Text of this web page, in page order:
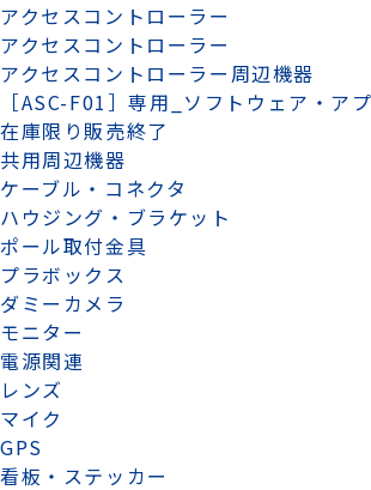
アクセスコントローラー
アクセスコントローラー
アクセスコントローラー周辺機器
［ASC-F01］専用_ソフトウェア・ア
在庫限り販売終了
共用周辺機器
ケーブル・コネクタ
ハウジング・ブラケット
ポール取付金具
プラボックス
ダミーカメラ
モニター
電源関連
レンズ
マイク
GPS
看板・ステッカー